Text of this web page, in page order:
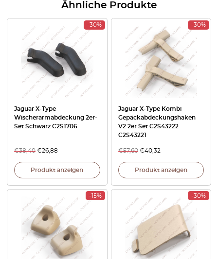
Ähnliche Produkte
-30%
Jaguar X-Type
Wischerarmabdeckung 2er-
Set Schwarz C2S1706
€38,40 €26,88
Produkt anzeigen
-30%
Jaguar X-Type Kombi
Gepäckabdeckungshaken
V2 2er Set C2S43222
C2S43221
€57,60 €40,32
Produkt anzeigen
-15% -30%